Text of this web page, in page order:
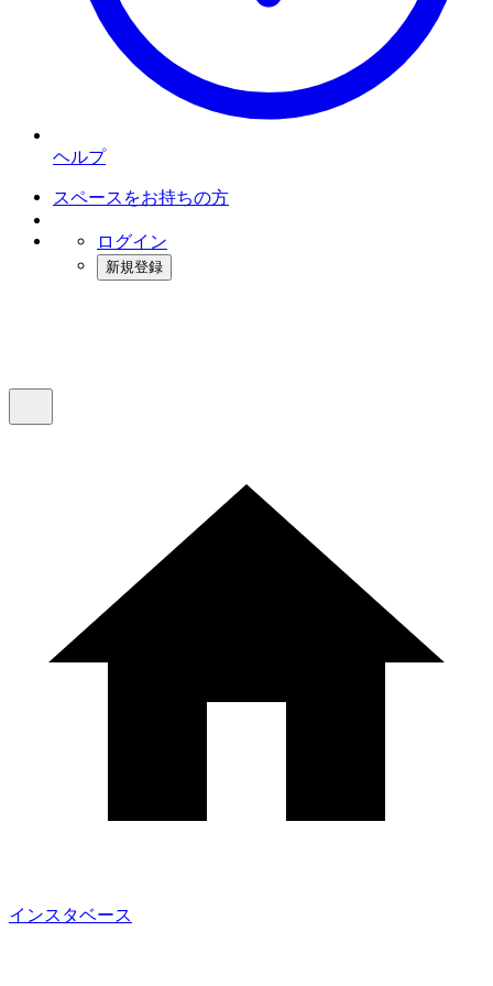
ヘルプ
スペースをお持ちの方
ログイン
新規登録
インスタベース